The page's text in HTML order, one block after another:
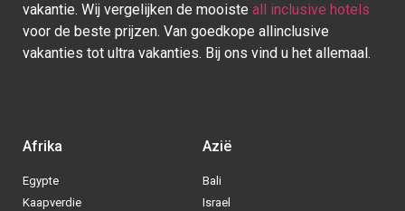
vakantie. Wij vergelijken de mooiste all inclusive hotels
voor de beste prijzen. Van goedkope allinclusive
vakanties tot ultra vakanties. Bij ons vind u het allemaal.
Afrika
Egypte
Kaapverdie
Azië
Bali
Israel